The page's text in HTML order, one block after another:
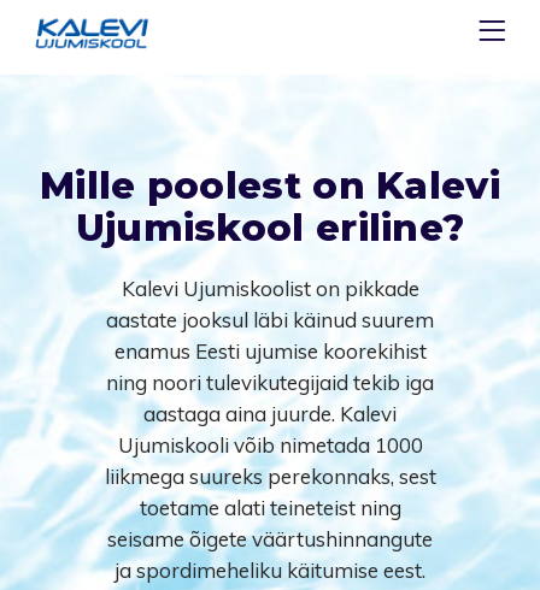
Mille poolest on Kalevi
Ujumiskool eriline?
Kalevi Ujumiskoolist on pikkade
aastate jooksul läbi käinud suurem
enamus Eesti ujumise koorekihist
ning noori tulevikutegijaid tekib iga
aastaga aina juurde. Kalevi
Ujumiskooli võib nimetada 1000
liikmega suureks perekonnaks, sest
toetame alati teineteist ning
seisame õigete väärtushinnangute
ja spordimeheliku käitumise eest.